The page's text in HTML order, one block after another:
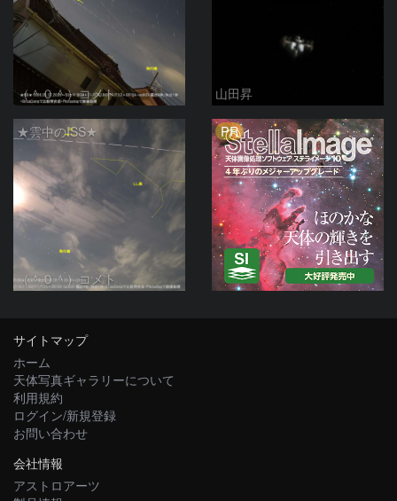
（＾０＾）コメト 山田昇
★雲中のISS★
（＾０＾）コメト
PR
サイトマップ
ホーム
天体写真ギャラリーについて
利用規約
ログイン/新規登録
お問い合わせ
会社情報
アストロアーツ